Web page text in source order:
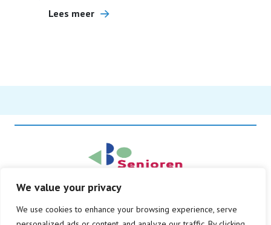
We value your privacy
We use cookies to enhance your browsing experience, serve
Lees meer
Alle rechten voorbehouden